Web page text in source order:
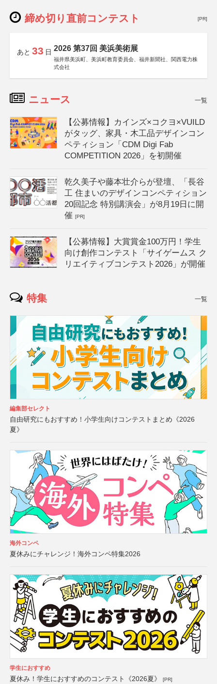
締め切り直前コンテスト [PR]
あと 33 日 2026 第37回 美浜美術展
福井県美浜町、美浜町教育委員会、福井新聞社、関西電力株
式会社
ニュース 一覧
【公募情報】カインズ×コクヨ×VUILD
がタッグ、家具・木工品デザインコン
ペティション「CDM Digi Fab
COMPETITION 2026」を初開催
乾久美子や藤本壮介らが登壇、「長谷
工 住まいのデザインコンペティション
20回記念 特別講演会」が8月19日に開
催[PR]
【公募情報】大賞賞金100万円！学生
向け創作コンテスト「サイゲームス ク
リエイティブコンテスト2026」が開催
特集 一覧
編集部セレクト
自由研究にもおすすめ！小学生向けコンテストまとめ《2026
夏》
海外コンペ
夏休みにチャレンジ！海外コンペ特集2026
学生におすすめ
夏休み！学生におすすめのコンテスト《2026夏》 [PR]